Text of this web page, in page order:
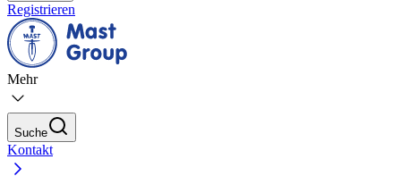
Registrieren
Mehr
Suche
Kontakt